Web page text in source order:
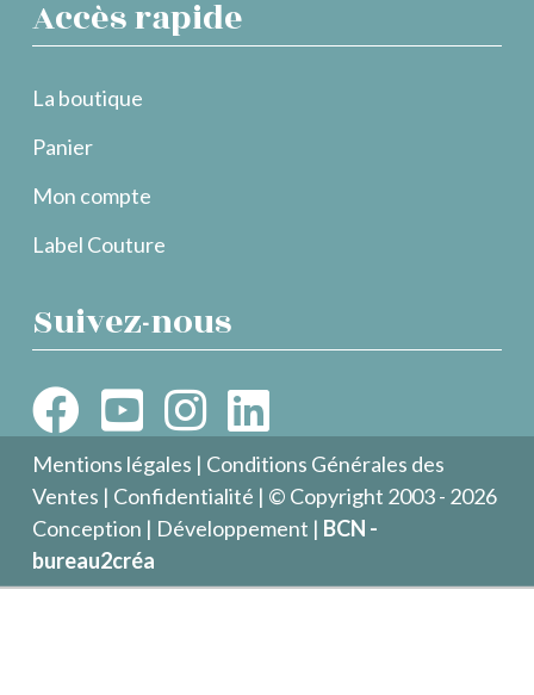
Accès rapide
La boutique
Panier
Mon compte
Label Couture
Suivez-nous
Mentions légales | Conditions Générales des
Ventes | Confidentialité | © Copyright 2003 - 2026
Conception | Développement | BCN -
bureau2créa